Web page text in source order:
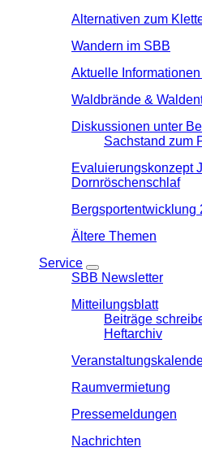
Alternativen zum
Wandern im SBB
Aktuelle
Waldbrände &
Diskussionen unter
Sachstand zum
Evaluierungskonzept
Dornröschenschlaf
Bergsportentwicklung
Ältere Themen
Service
SBB Newsletter
Mitteilungsblatt
Beiträge
Heftarchiv
Raumvermietung
Pressemeldungen
Nachrichten